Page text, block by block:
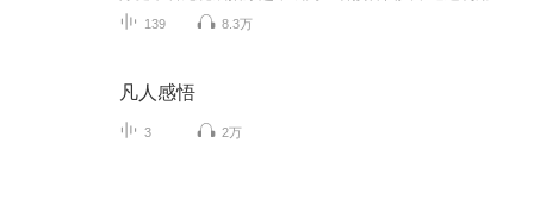
139 8.3万
凡人感悟
3 2万